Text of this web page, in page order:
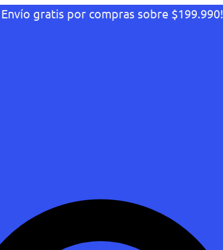
gratis por compras sobre $199.990!